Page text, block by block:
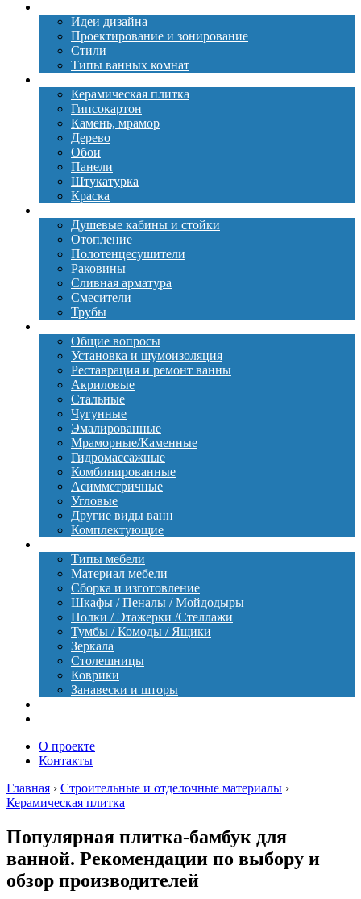
Идеи дизайна
Проектирование и зонирование
Стили
Типы ванных комнат
Керамическая плитка
Гипсокартон
Камень, мрамор
Дерево
Обои
Панели
Штукатурка
Краска
Душевые кабины и стойки
Отопление
Полотенцесушители
Раковины
Сливная арматура
Смесители
Трубы
Общие вопросы
Установка и шумоизоляция
Реставрация и ремонт ванны
Акриловые
Стальные
Чугунные
Эмалированные
Мраморные/Каменные
Гидромассажные
Комбинированные
Асимметричные
Угловые
Другие виды ванн
Комплектующие
Типы мебели
Материал мебели
Сборка и изготовление
Шкафы / Пеналы / Мойдодыры
Полки / Этажерки /Стеллажи
Тумбы / Комоды / Ящики
Зеркала
Столешницы
Коврики
Занавески и шторы
О проекте
Контакты
Главная › Строительные и отделочные материалы ›
Керамическая плитка
Популярная плитка-бамбук для
ванной. Рекомендации по выбору и
обзор производителей